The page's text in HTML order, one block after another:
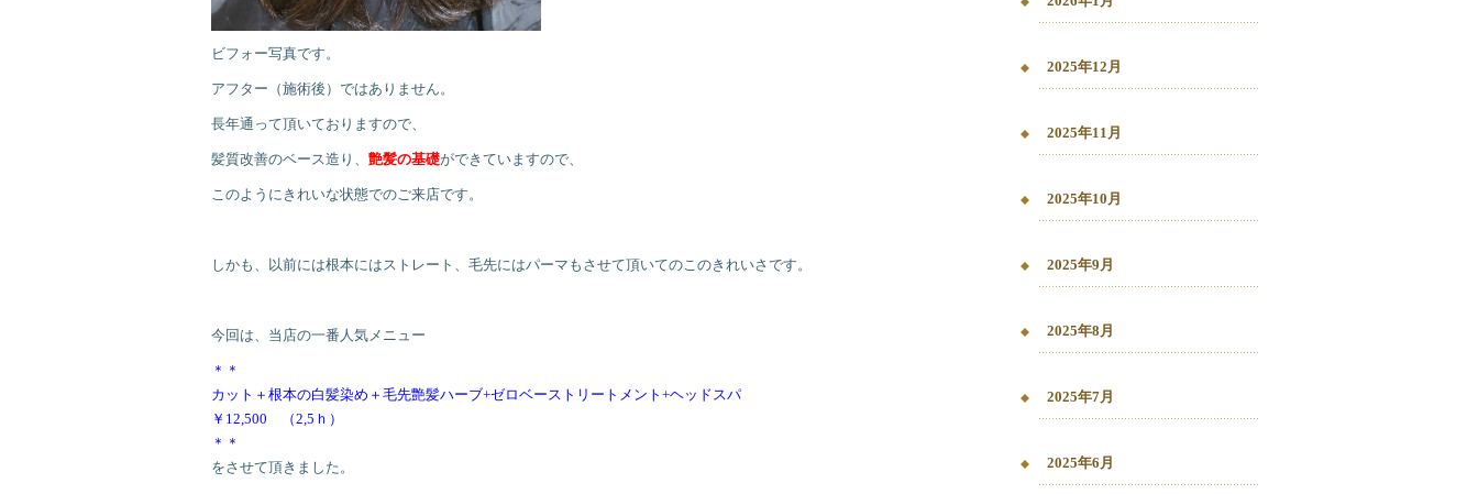
ビフォー写真です。
アフター（施術後）ではありません。
長年通って頂いておりますので、
髪質改善のベース造り、 艶髪の基礎ができていますので、
このようにきれいな状態でのご来店です。
しかも、以前には根本にはストレート、毛先にはパーマもさせて頂いてのこのきれいさです。
今回は、当店の一番人気メニュー
＊＊
カット＋根本の白髪染め＋毛先艶髪ハーブ+ゼロベーストリートメント+ヘッドスパ
￥12,500 （2,5ｈ）
＊＊
をさせて頂きました。
2025年12月
2025年11月
2025年10月
2025年9月
2025年8月
2025年7月
2025年6月